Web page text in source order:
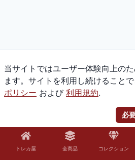
当サイトではユーザー体験向上の
ます。サイトを利用し続けること
ポリシー および 利用規約.
必
トレカ屋 全商品 コレクション